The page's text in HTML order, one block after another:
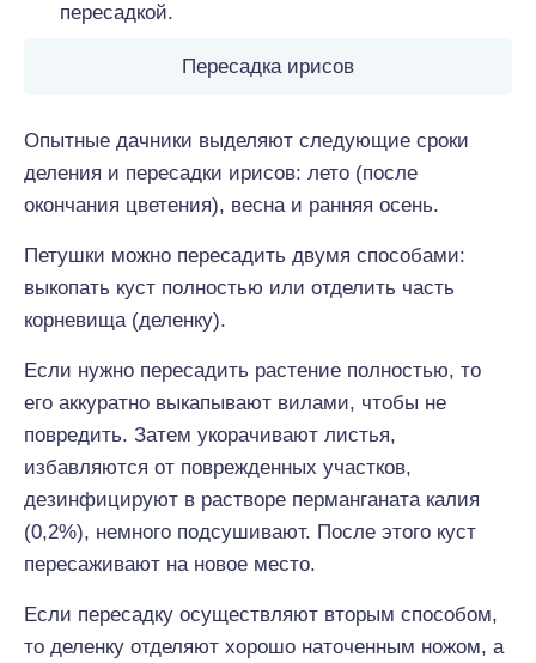
пересадкой.
Пересадка ирисов
Опытные дачники выделяют следующие сроки
деления и пересадки ирисов: лето (после
окончания цветения), весна и ранняя осень.
Петушки можно пересадить двумя способами:
выкопать куст полностью или отделить часть
корневища (деленку).
Если нужно пересадить растение полностью, то
его аккуратно выкапывают вилами, чтобы не
повредить. Затем укорачивают листья,
избавляются от поврежденных участков,
дезинфицируют в растворе перманганата калия
(0,2%), немного подсушивают. После этого куст
пересаживают на новое место.
Если пересадку осуществляют вторым способом,
то деленку отделяют хорошо наточенным ножом, а